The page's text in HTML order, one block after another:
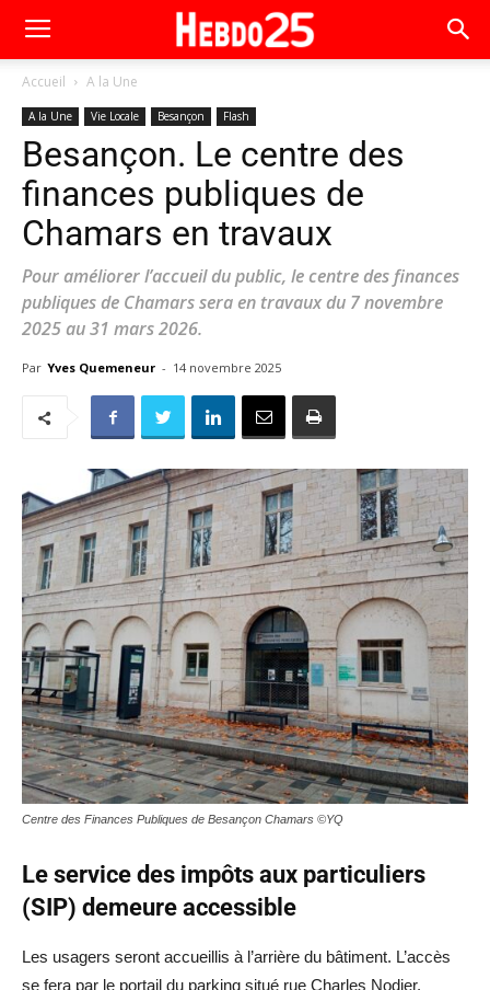
Accueil A la Une
A la Une Vie Locale Besançon Flash
Besançon. Le centre des
finances publiques de
Chamars en travaux
Pour améliorer l’accueil du public, le centre des finances
publiques de Chamars sera en travaux du 7 novembre
2025 au 31 mars 2026.
Par Yves Quemeneur - 14 novembre 2025
Centre des Finances Publiques de Besançon Chamars ©YQ
Le service des impôts aux particuliers
(SIP) demeure accessible
Les usagers seront accueillis à l’arrière du bâtiment. L’accès
se fera par le portail du parking situé rue Charles Nodier.